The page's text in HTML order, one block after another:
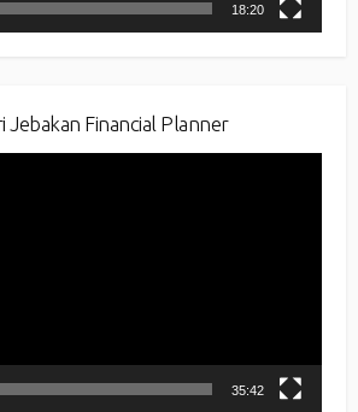
18:20
Jebakan Financial Planner
35:42